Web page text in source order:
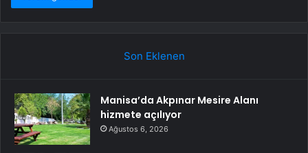
Son Eklenen
Manisa’da Akpınar Mesire Alanı
hizmete açılıyor
Ağustos 6, 2026